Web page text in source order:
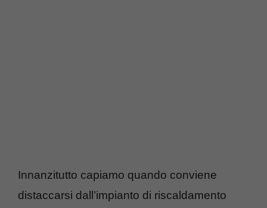
Innanzitutto capiamo quando conviene
distaccarsi dall’impianto di riscaldamento